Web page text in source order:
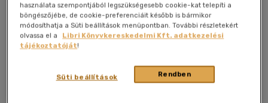
Kívánságlistához adom Megosztom
Fejős Éva Könyvek|2026| magyar nyelvű|kartonált
használata szempontjából legszükségesebb cookie-kat telepíti a
böngészőjébe, de cookie-preferenciáit később is bármikor
módosíthatja a Süti beállítások menüpontban. További részletekért
olvassa el a
Libri Könyvkereskedelmi Kft. adatkezelési
tájékoztatóját!
Rendben
Süti beállítások